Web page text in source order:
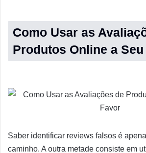
Como Usar as
Produtos Online a
Saber identificar reviews falsos é
caminho. A outra metade consiste em